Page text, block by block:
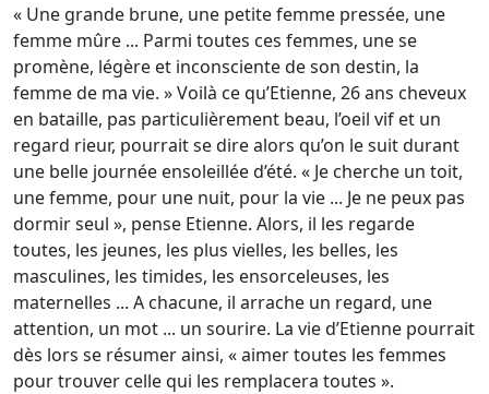
« Une grande brune, une petite femme pressée, une
femme mûre ... Parmi toutes ces femmes, une se
promène, légère et inconsciente de son destin, la
femme de ma vie. » Voilà ce qu’Etienne, 26 ans cheveux
en bataille, pas particulièrement beau, l’oeil vif et un
regard rieur, pourrait se dire alors qu’on le suit durant
une belle journée ensoleillée d’été. « Je cherche un toit,
une femme, pour une nuit, pour la vie ... Je ne peux pas
dormir seul », pense Etienne. Alors, il les regarde
toutes, les jeunes, les plus vielles, les belles, les
masculines, les timides, les ensorceleuses, les
maternelles ... A chacune, il arrache un regard, une
attention, un mot ... un sourire. La vie d’Etienne pourrait
dès lors se résumer ainsi, « aimer toutes les femmes
pour trouver celle qui les remplacera toutes ».